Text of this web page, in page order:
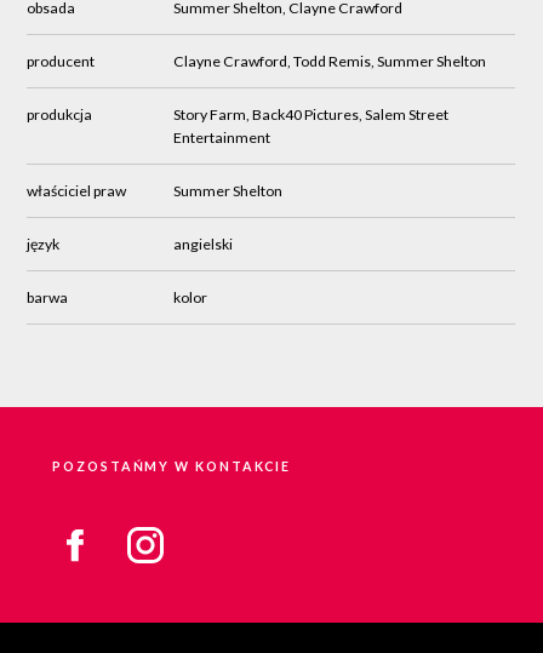
obsada Summer Shelton, Clayne Crawford
producent Clayne Crawford, Todd Remis, Summer Shelton
produkcja
Story Farm, Back40 Pictures, Salem Street
Entertainment
właściciel praw Summer Shelton
język angielski
barwa kolor
POZOSTAŃMY W KONTAKCIE